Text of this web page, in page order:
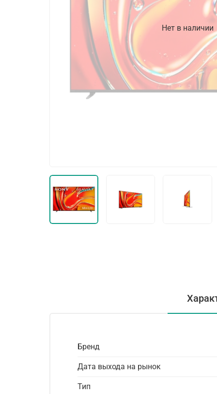
Нет в наличии
Бренд
Дата выхода на рынок
Тип